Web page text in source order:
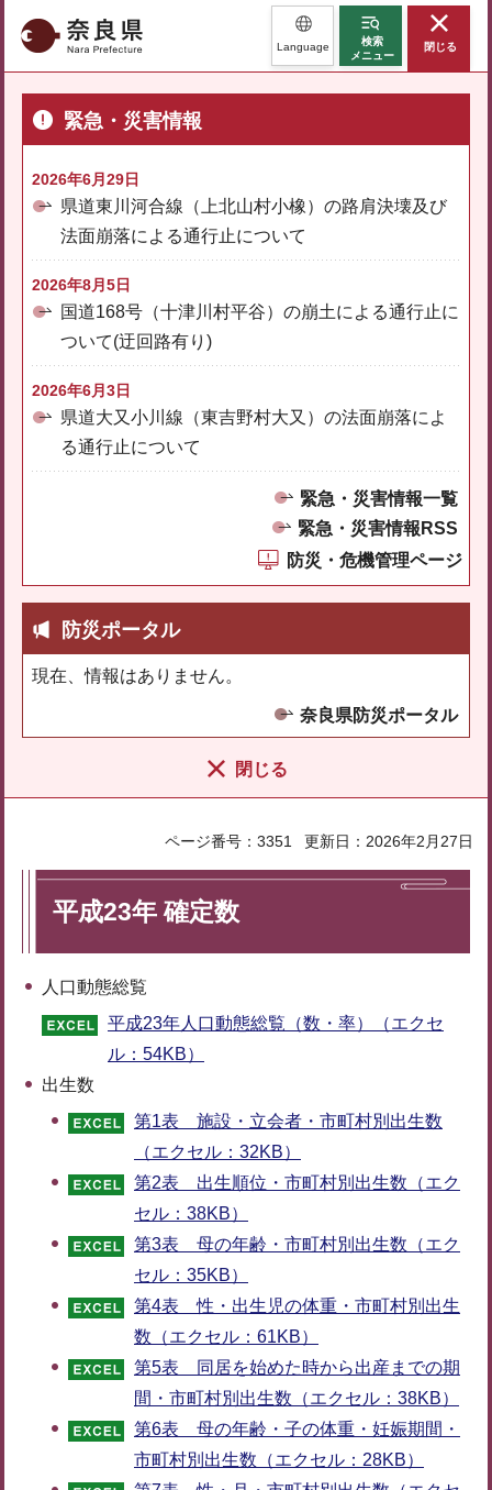
奈良県 Language
検索
メニュー
閉じる
緊急・災害情報
2026年6月29日
県道東川河合線（上北山村小橡）の路肩決壊及び
法面崩落による通行止について
2026年8月5日
国道168号（十津川村平谷）の崩土による通行止に
ついて(迂回路有り)
2026年6月3日
県道大又小川線（東吉野村大又）の法面崩落によ
る通行止について
緊急・災害情報一覧
緊急・災害情報RSS
防災・危機管理ページ
防災ポータル
現在、情報はありません。
奈良県防災ポータル
閉じる
ページ番号：3351 更新日：2026年2月27日
平成23年 確定数
人口動態総覧
平成23年人口動態総覧（数・率）（エクセ
ル：54KB）
出生数
第1表 施設・立会者・市町村別出生数
（エクセル：32KB）
第2表 出生順位・市町村別出生数（エク
セル：38KB）
第3表 母の年齢・市町村別出生数（エク
セル：35KB）
第4表 性・出生児の体重・市町村別出生
数（エクセル：61KB）
第5表 同居を始めた時から出産までの期
間・市町村別出生数（エクセル：38KB）
第6表 母の年齢・子の体重・妊娠期間・
市町村別出生数（エクセル：28KB）